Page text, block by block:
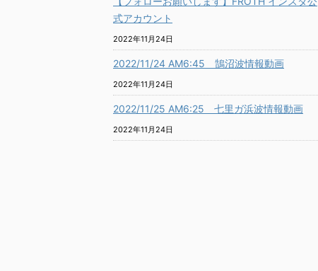
式アカウント
2022年11月24日
2022/11/24 AM6:45 鵠沼波情報動画
2022年11月24日
2022/11/25 AM6:25 七里ガ浜波情報動画
2022年11月24日